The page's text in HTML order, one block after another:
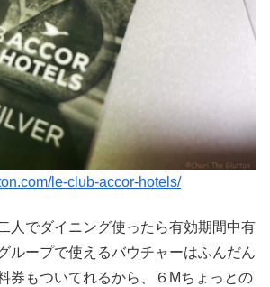
le-club-accor-hotels/
人でダイニング使ったら有効期間中有
ループで使えるバウチャーはふんだん
券もついてれるから、６Mちょっとの